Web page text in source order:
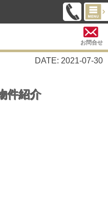
お問合せ
DATE: 2021-07-30
件紹介